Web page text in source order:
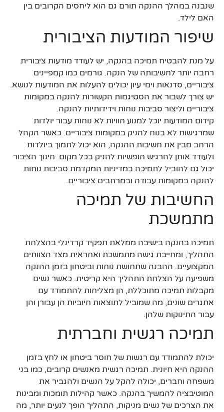
שנבנה במהלך ההנקה תורם גם הוא ליחסים הקרובים בין
האם לילד.
שיפור המודעות הציבורית
על מנת להבטיח תמיכה בהנקה, יש לעודד מודעות ציבורית
רחבה יותר לחשיבותה של הנקה. גורמים כמו קמפיינים
ציבוריים, סדנאות וימי עיון יכולים להעלות את המודעות לנושא.
יש צורך לשבור את הסטיגמות הקשורות להנקה במקומות
ציבוריים וליצור סביבות נוחות וידידותיות להנקה.
קידום המודעות יוכל למנוע חוויות לא נוחות עבור יולדות
שמרגישות לא בנוח להניק במקומות ציבוריים. כאשר הקהל
הרחב מבין את חשיבות ההנקה, הוא יכול לתמוך ביולדות
ולעודד אותן להרגיש חופשיות להניק בכל מקום. חינוך הציבור
יכול גם להוביל לתמיכה במדיניות המקדמת סביבות נוחות
להנקה במקומות עבודה ובמרחבים ציבוריים.
החשיבות של תמיכה
מתמשכת
תמיכה בהנקה בישיבה ממלאת תפקיד קרדינלי בהצלחת
התהליך, ומחייבת גישה מתמשכת ואחראית מצד הצוותים
המקצועיים. ההבנה שתחושת נוחות וביטחון בזמן ההנקה
משפיעה על הצלחת התהליך היא קריטית. כאשר נשים
מקבלות תמיכה מתוכללת, הן מצליחות להתמודד עם
אתגרים שונים, מה שמוביל לתוצאות חיוביות הן עבורן והן
עבור התינוקות שלהן.
תמיכה רגשית וחברתית
יכולת להתמודד עם רגשות של חוסר ביטחון או לחץ בזמן
ההנקה היא חיונית. תמיכה רגשית מאנשים קרובים, כמו בני
משפחה וחברים, יכולה להקל על הנשים ולהגביר את
המוטיבציה להמשיך בהנקה. כאשר קהילות תומכות ומבינות
את הצרכים של נשים מניקות, התהליך הופך לנעים יותר, מה